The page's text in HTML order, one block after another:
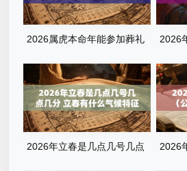
2026属虎本命年能参加葬礼
篇就懂了
2026
运？
2026年立春是几点几号几点
2026